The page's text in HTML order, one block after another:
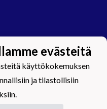
evästeitä
käyttökokemuksen
ja tilastollisiin